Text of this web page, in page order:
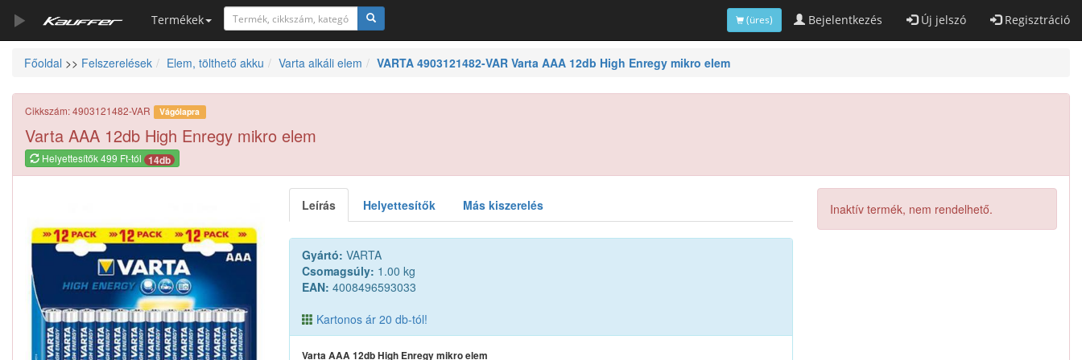
Termékek Bejelentkezés Új jelszó Regisztráció
(üres)
Szerszámkatalógus
Kosár
Alkatrészek
Főoldal >> Felszerelések Elem, tölthető akku Varta alkáli elem VARTA 4903121482-VAR Varta AAA 12db High Enregy mikro elem
Cikkszám: 4903121482-VAR Vágólapra
Varta AAA 12db High Enregy mikro elem
Helyettesítők 499 Ft-tól 14db
Leírás Helyettesítők Más kiszerelés
Gyártó: VARTA
Csomagsúly: 1.00 kg
EAN: 4008496593033
Kartonos ár 20 db-tól!
Varta AAA 12db High Enregy mikro elem
Inaktív termék, nem rendelhető.